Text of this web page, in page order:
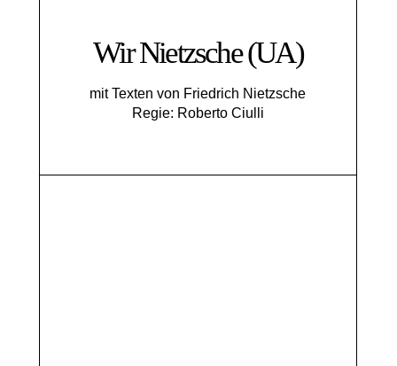
Wir Nietzsche (UA)
mit Texten von Friedrich Nietzsche
Regie: Roberto Ciulli